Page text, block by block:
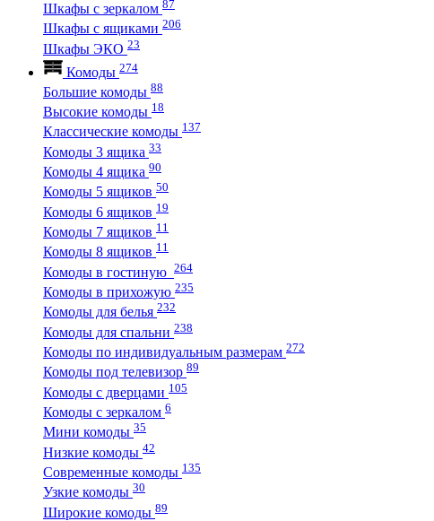
Шкафы с зеркалом 87
Шкафы с ящиками 206
Шкафы ЭКО 23
Комоды 274
Большие комоды 88
Высокие комоды 18
Классические комоды 137
Комоды 3 ящика 33
Комоды 4 ящика 90
Комоды 5 ящиков 50
Комоды 6 ящиков 19
Комоды 7 ящиков 11
Комоды 8 ящиков 11
Комоды в гостиную 264
Комоды в прихожую 235
Комоды для белья 232
Комоды для спальни 238
Комоды по индивидуальным размерам 272
Комоды под телевизор 89
Комоды с дверцами 105
Комоды с зеркалом 6
Мини комоды 35
Низкие комоды 42
Современные комоды 135
Узкие комоды 30
Широкие комоды 89